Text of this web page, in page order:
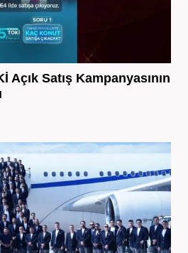
Açık Satış Kampanyasının